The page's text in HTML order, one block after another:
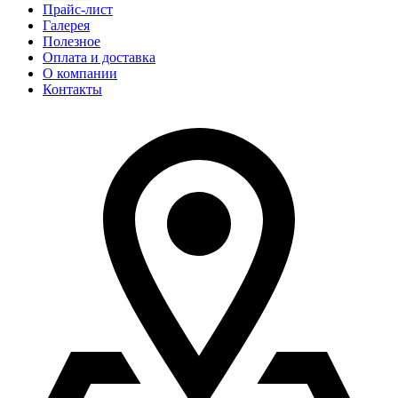
Прайс-лист
Галерея
Полезное
Оплата и доставка
О компании
Контакты